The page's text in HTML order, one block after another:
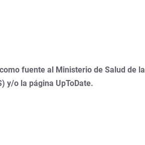
fuente al Ministerio de Salud de la
y/o la página UpToDate.